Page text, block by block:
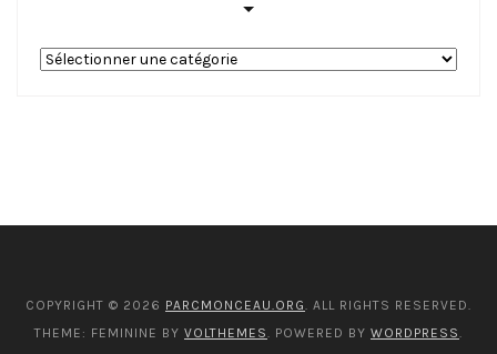
COPYRIGHT © 2026 PARCMONCEAU.ORG. ALL RIGHTS RESERVED.
THEME: FEMININE BY VOLTHEMES. POWERED BY WORDPRESS.